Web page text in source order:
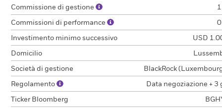
Commissione di gestione
Commissioni di performance
Investimento minimo successivo USD
Domicilio
Società di gestione BlackRock
Regolamento Data negoziazione + 3
Ticker Bloomberg